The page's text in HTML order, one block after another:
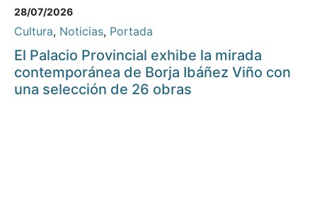
28/07/2026
Cultura, Noticias, Portada
El Palacio Provincial exhibe la mirada
contemporánea de Borja Ibáñez Viño con
una selección de 26 obras